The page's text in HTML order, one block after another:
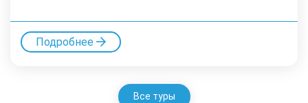
Подробнее
Все туры